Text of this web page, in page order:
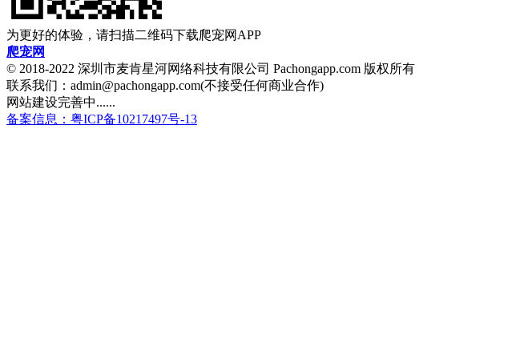
为更好的体验，请扫描二维码下载爬宠网APP
爬宠网
© 2018-2022 深圳市麦肯星河网络科技有限公司 Pachongapp.com 版权所有
联系我们：admin@pachongapp.com(不接受任何商业合作)
网站建设完善中......
备案信息：粤ICP备10217497号-13